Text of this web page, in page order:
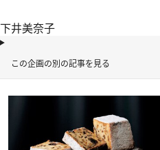
下井美奈子
この企画の別の記事を見る